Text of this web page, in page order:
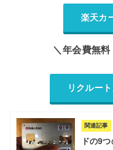
楽天カ
＼年会費無
リクルー
関連記事
ドの9